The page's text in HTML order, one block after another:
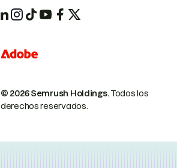
© 2026 Semrush Holdings.Todos los
derechos reservados.